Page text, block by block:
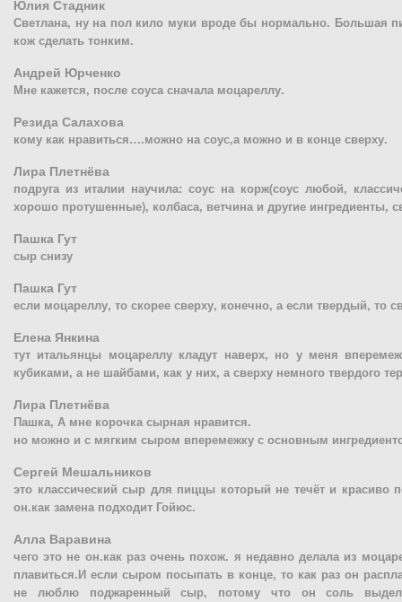
Юлия Стадник
Светлана, ну на пол кило муки вроде бы нормально. Большая
кож сделать тонким.
Андрей Юрченко
Мне кажется, после соуса сначала моцареллу.
Резида Салахова
кому как нравиться….можно на соус,а можно и в конце сверху.
Лира Плетнёва
подруга из италии научила: соус на корж(соус любой,
хорошо протушенные), колбаса, ветчина и другие ингредиенты,
Пашка Гут
сыр снизу
Пашка Гут
если моцареллу, то скорее сверху, конечно, а если твердый, то
Елена Янкина
тут итальянцы моцареллу кладут наверх, но у меня
кубиками, а не шайбами, как у них, а сверху немного твердого
Лира Плетнёва
Пашка, А мне корочка сырная нравится.
но можно и с мягким сыром вперемежку с основным
Сергей Мешальников
это классический сыр для пиццы который не течёт и красиво
он.как замена подходит Гойюс.
Алла Варавина
чего это не он.как раз очень похож. я недавно делала из
плавиться.И если сыром посыпать в конце, то как раз он
не люблю поджаренный сыр, потому что он соль